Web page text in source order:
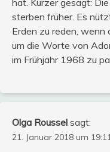
sterben früher. Es
Erden zu reden, wenn
um die Worte von
im Frühjahr 1968 zu
Olga Roussel sagt:
21. Januar 2018 um